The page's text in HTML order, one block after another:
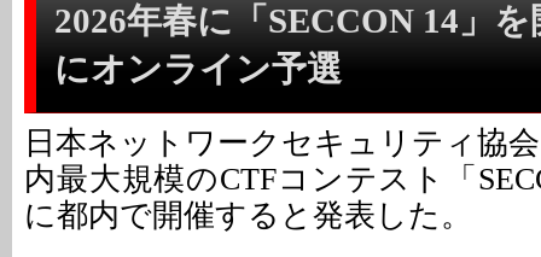
2026年春に「SECCON 14」を
にオンライン予選
日本ネットワークセキュリティ協
内最大規模のCTFコンテスト「
に都内で開催すると発表した。